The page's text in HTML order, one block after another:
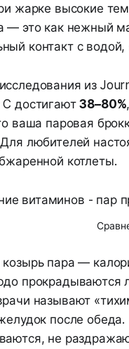
жарке высокие
— это как нежный
контакт с
из
C достигают38–80%
ваша паровая
любителей
котлеты.
пара —
прокрадываются
называют
после
не